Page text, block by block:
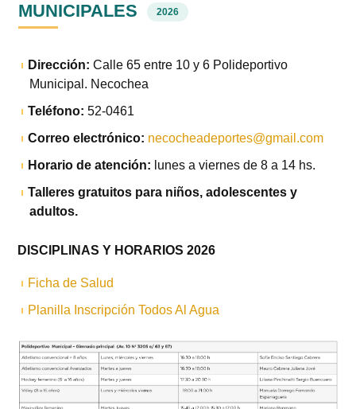
MUNICIPALES
2026
Dirección: Calle 65 entre 10 y 6 Polideportivo
Municipal. Necochea
Teléfono: 52-0461
Correo electrónico: necocheadeportes@gmail.com
Horario de atención: lunes a viernes de 8 a 14 hs.
Talleres gratuitos para niños, adolescentes y
adultos.
DISCIPLINAS Y HORARIOS 2026
Ficha de Salud
Planilla Inscripción Todos Al Agua